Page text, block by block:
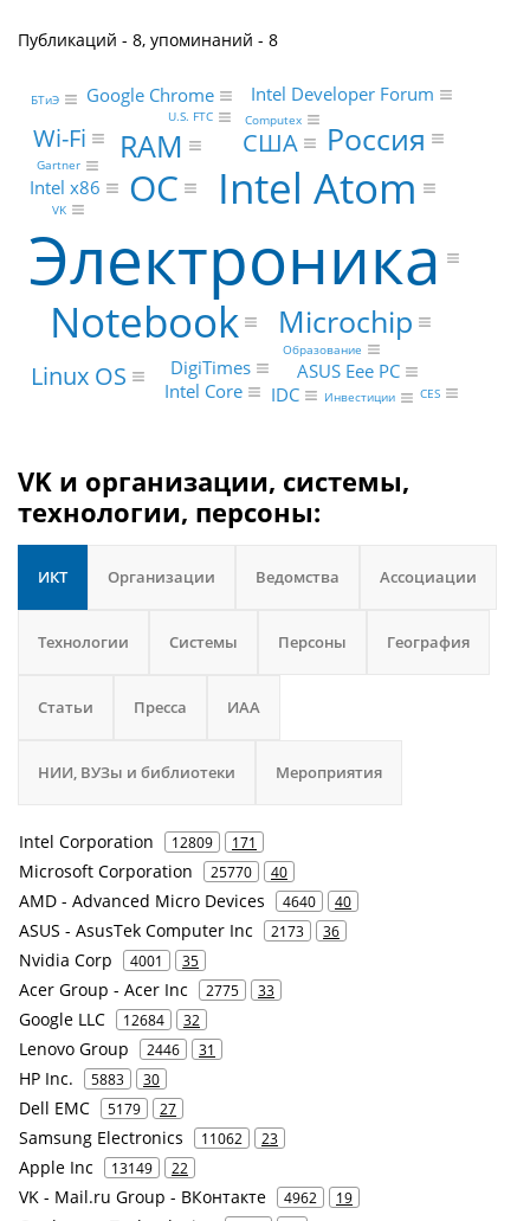
Публикаций - 8, упоминаний - 8
Электроника
Intel Atom
Notebook
ОС
Microchip
RAM Россия
США
Wi-Fi
Linux OS
Intel x86
DigiTimes ASUS Eee PC
Intel Developer Forum
Google Chrome
Intel Core IDC
Gartner
Образование
Инвестиции
Computex
VK
БТиЭ
CES
U.S. FTC
VK и организации, системы,
технологии, персоны:
ИКТ Организации Ведомства Ассоциации
Технологии Системы Персоны География
Статьи Пресса ИАА
НИИ, ВУЗы и библиотеки Мероприятия
Intel Corporation 12809 171
Microsoft Corporation 25770 40
AMD - Advanced Micro Devices 4640 40
ASUS - AsusTek Computer Inc 2173 36
Nvidia Corp 4001 35
Acer Group - Acer Inc 2775 33
Google LLC 12684 32
Lenovo Group 2446 31
HP Inc. 5883 30
Dell EMC 5179 27
Samsung Electronics 11062 23
Apple Inc 13149 22
VK - Mail.ru Group - ВКонтакте 4962 19